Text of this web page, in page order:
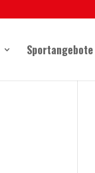
Sportangebote